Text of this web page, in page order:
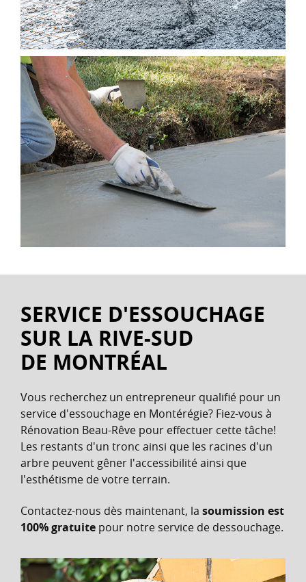
SERVICE D'ESSOUCHAGE
SUR LA RIVE-SUD
DE MONTRÉAL
Vous recherchez un entrepreneur qualifié pour un
service d'essouchage en Montérégie? Fiez-vous à
Rénovation Beau-Rêve pour effectuer cette tâche!
Les restants d'un tronc ainsi que les racines d'un
arbre peuvent gêner l'accessibilité ainsi que
l'esthétisme de votre terrain.
Contactez-nous dès maintenant, la soumission est
100% gratuite pour notre service de dessouchage.